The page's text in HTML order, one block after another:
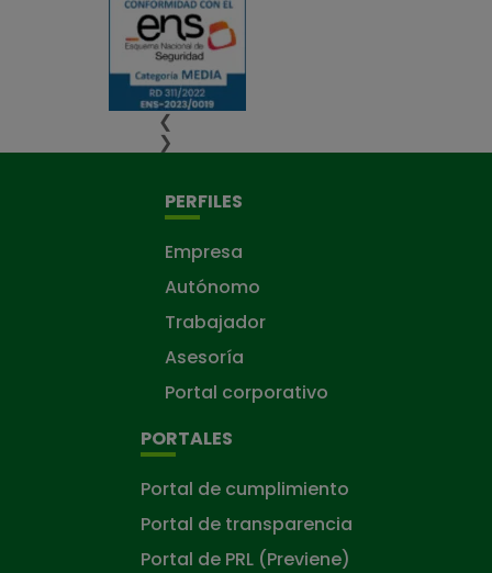
❮
❯
PERFILES
Empresa
Autónomo
Trabajador
Asesoría
Portal corporativo
PORTALES
Portal de cumplimiento
Portal de transparencia
Portal de PRL (Previene)